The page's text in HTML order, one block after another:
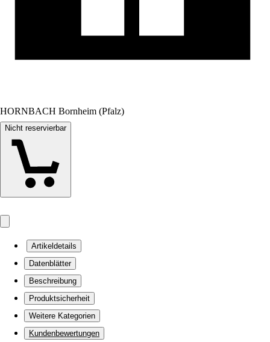
HORNBACH Bornheim (Pfalz)
Nicht reservierbar
Artikeldetails
Datenblätter
Beschreibung
Produktsicherheit
Weitere Kategorien
Kundenbewertungen